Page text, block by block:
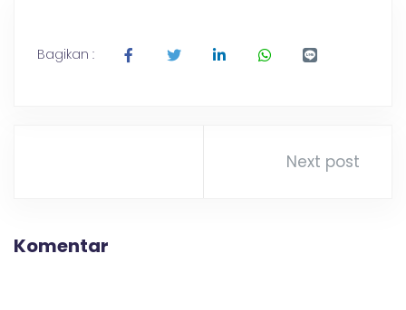
Bagikan :
Next post
Komentar